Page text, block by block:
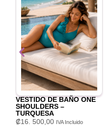
VESTIDO DE BAÑO ONE
SHOULDERS –
TURQUESA
₡16. 500,00 IVA Incluido